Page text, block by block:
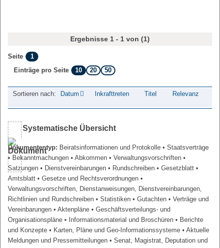
Ergebnisse 1 - 1 von (1)
Seite
1
Einträge pro Seite
10 20 50
Sortieren nach: Datum Inkrafttreten Titel Relevanz
Systematische Übersicht
Dokumententyp: Beiratsinformationen und Protokolle • Staatsverträge
• Bekanntmachungen • Abkommen • Verwaltungsvorschriften •
Satzungen • Dienstvereinbarungen • Rundschreiben • Gesetzblatt •
Amtsblatt • Gesetze und Rechtsverordnungen •
Verwaltungsvorschriften, Dienstanweisungen, Dienstvereinbarungen,
Richtlinien und Rundschreiben • Statistiken • Gutachten • Verträge und
Vereinbarungen • Aktenpläne • Geschäftsverteilungs- und
Organisationspläne • Informationsmaterial und Broschüren • Berichte
und Konzepte • Karten, Pläne und Geo-Informationssysteme • Aktuelle
Meldungen und Pressemitteilungen • Senat, Magistrat, Deputation und